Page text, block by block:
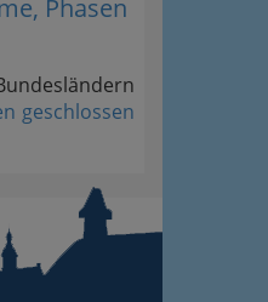
Phasen
geschlossen